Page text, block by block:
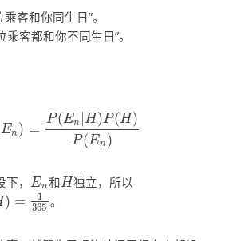
客和你同生日”。
乘客都和你不同生日”。
En) =
P(En |H)P(H)
P(En)
|En) =P En|H)P(H)P(En)
， En
En 和H
H 独立，所以
) =
1
365 。